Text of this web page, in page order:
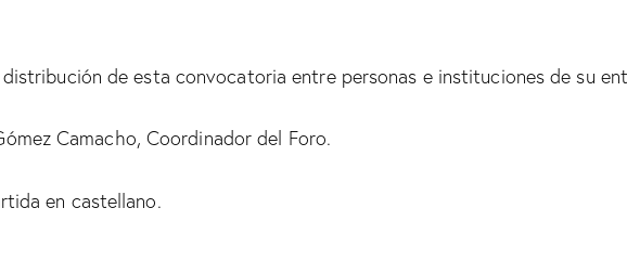
de esta convocatoria entre personas e instituciones de su
Camacho, Coordinador del Foro.
en castellano.